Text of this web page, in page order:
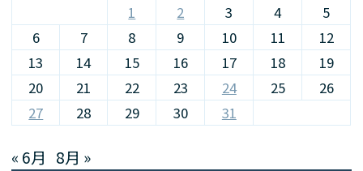
1 2 3 4
5
6
7 8 9 10 11
12
13
14 15 16 17 18
19
20
21 22 23 24 25
26
27
28 29 30 31
« 6月 8月 »